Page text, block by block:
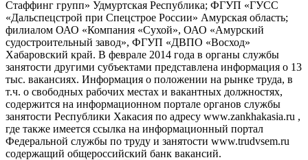
Стаффинг групп» Удмуртская Республика; ФГУП «ГУСС
«Дальспецстрой при Спецстрое России» Амурская область;
филиалом ОАО «Компания «Сухой», ОАО «Амурский
судостроительный завод», ФГУП «ДВПО «Восход»
Хабаровский край. В феврале 2014 года в органы службы
занятости другими субъектами представлена информация о 13
тыс. вакансиях. Информация о положении на рынке труда, в
т.ч. о свободных рабочих местах и вакантных должностях,
содержится на информационном портале органов службы
занятости Республики Хакасия по адресу www.zankhakasia.ru ,
где также имеется ссылка на информационный портал
Федеральной службы по труду и занятости www.trudvsem.ru
содержащий общероссийский банк вакансий.